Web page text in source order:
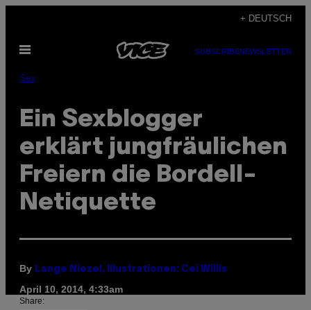
content
+ DEUTSCH
Open
SUBSCRIBENEWSLETTER
Sex
Ein Sexblogger
erklärt jungfräulichen
Freiern die Bordell-
Netiquette
By Lange Niezel, Illustrationen: Cei Willis
April 10, 2014, 4:33am
Share: